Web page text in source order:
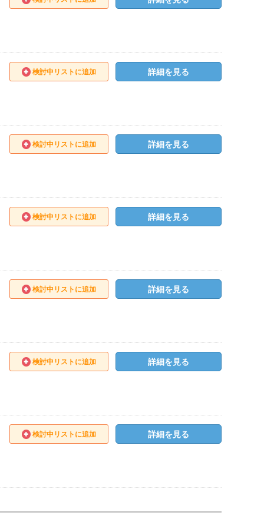
検討中リストに追加 詳細を見る
検討中リストに追加 詳細を見る
検討中リストに追加 詳細を見る
検討中リストに追加 詳細を見る
検討中リストに追加 詳細を見る
検討中リストに追加 詳細を見る